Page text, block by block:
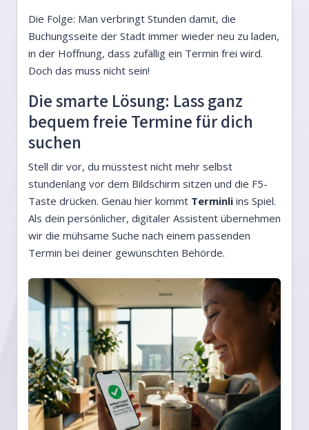
Die Folge: Man verbringt Stunden damit, die
Buchungsseite der Stadt immer wieder neu zu laden,
in der Hoffnung, dass zufällig ein Termin frei wird.
Doch das muss nicht sein!
Die smarte Lösung: Lass ganz
bequem freie Termine für dich
suchen
Stell dir vor, du müsstest nicht mehr selbst
stundenlang vor dem Bildschirm sitzen und die F5-
Taste drücken. Genau hier kommt Terminli ins Spiel.
Als dein persönlicher, digitaler Assistent übernehmen
wir die mühsame Suche nach einem passenden
Termin bei deiner gewünschten Behörde.